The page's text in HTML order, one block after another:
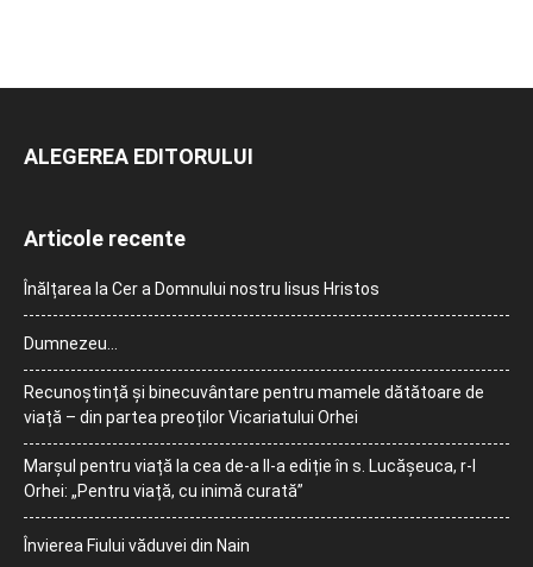
ALEGEREA EDITORULUI
Articole recente
Înălțarea la Cer a Domnului nostru Iisus Hristos
Dumnezeu…
Recunoștință și binecuvântare pentru mamele dătătoare de
viață – din partea preoților Vicariatului Orhei
Marșul pentru viață la cea de-a II-a ediție în s. Lucășeuca, r-l
Orhei: „Pentru viață, cu inimă curată”
Învierea Fiului văduvei din Nain